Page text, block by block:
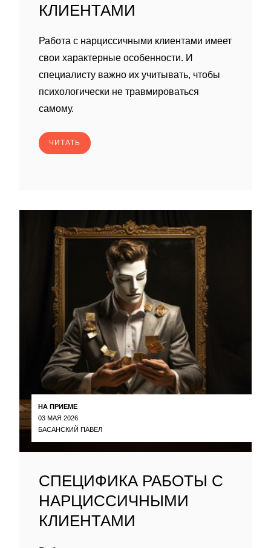
КЛИЕНТАМИ
Работа с нарциссичными клиентами имеет
свои характерные особенности. И
специалисту важно их учитывать, чтобы
психологически не травмироваться
самому.
ЧИТАТЬ
НА ПРИЕМЕ
03 МАЯ 2026
БАСАНСКИЙ ПАВЕЛ
СПЕЦИФИКА РАБОТЫ С
НАРЦИССИЧНЫМИ
КЛИЕНТАМИ